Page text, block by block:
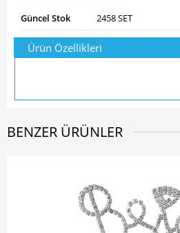
Güncel Stok
2458 SET
Ürün Özellikleri
BENZER ÜRÜNLER